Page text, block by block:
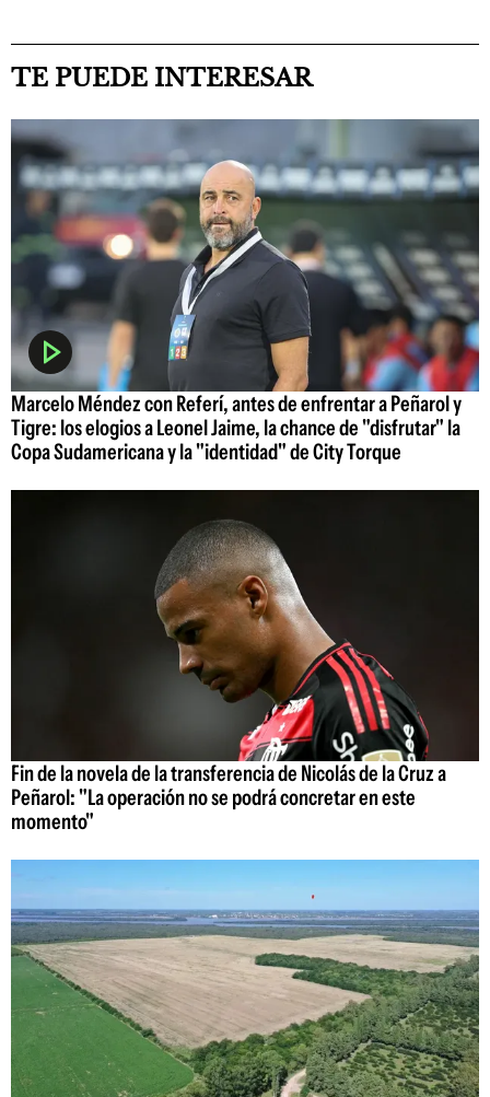
TE PUEDE INTERESAR
Marcelo Méndez con Referí, antes de enfrentar a Peñarol y
Tigre: los elogios a Leonel Jaime, la chance de "disfrutar" la
Copa Sudamericana y la "identidad" de City Torque
Fin de la novela de la transferencia de Nicolás de la Cruz a
Peñarol: "La operación no se podrá concretar en este
momento"